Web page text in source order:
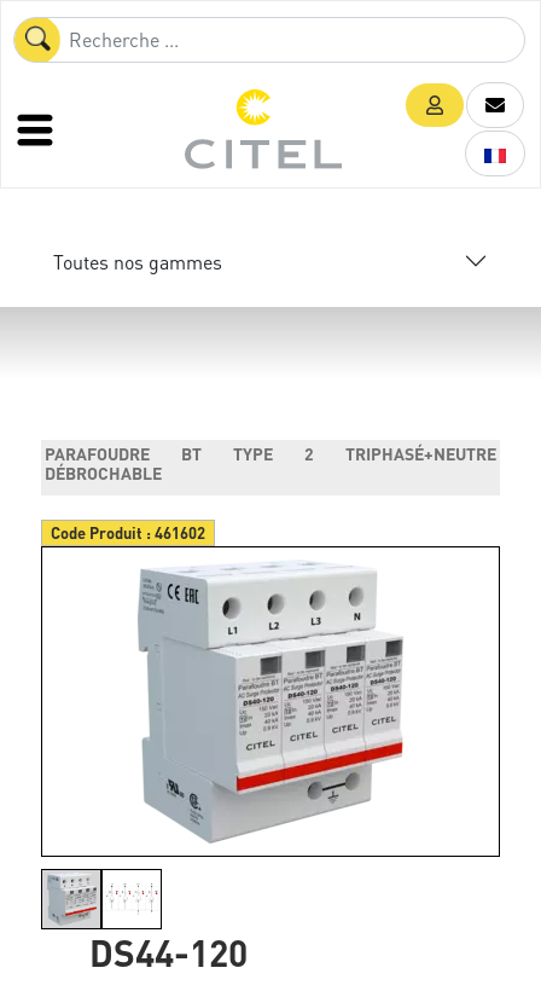
Toutes nos gammes
PARAFOUDRE BT TYPE 2 TRIPHASÉ+NEUTRE
DÉBROCHABLE
Code Produit :461602
DS44-120